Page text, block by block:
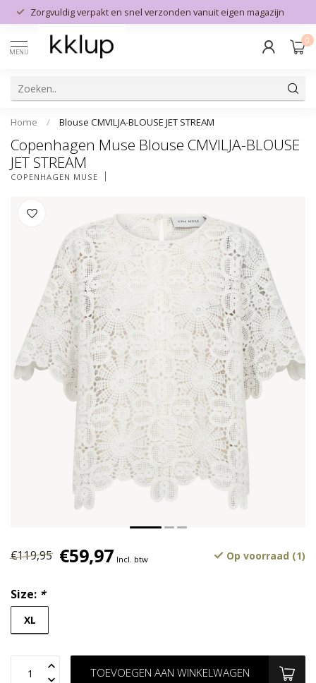
Zorgvuldig verpakt en snel verzonden vanuit eigen magazijn
MENU
0
Home / Blouse CMVILJA-BLOUSE JET STREAM
Copenhagen Muse Blouse CMVILJA-BLOUSE
JET STREAM
COPENHAGEN MUSE
€119,95 €59,97 Incl. btw Op voorraad (1)
Size: *
XL
TOEVOEGEN AAN WINKELWAGEN